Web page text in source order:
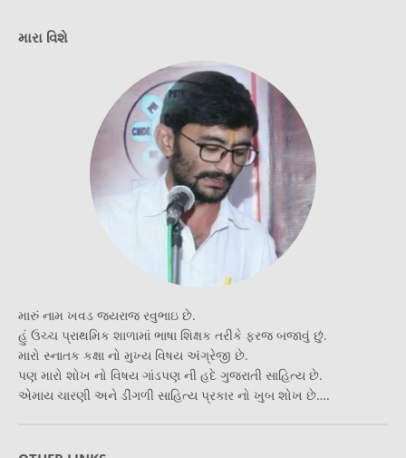
મારા વિશે
મારું નામ ખવડ જયરાજ રવુભાઇ છે.
હું ઉચ્ચ પ્રાથમિક શાળામાં ભાષા શિક્ષક તરીકે ફરજ બજાવું છું.
મારો સ્નાતક કક્ષા નો મુખ્ય વિષય અંગ્રેજી છે.
પણ મારો શોખ નો વિષય ગાંડપણ ની હદે ગુજરાતી સાહિત્ય છે.
એમાય ચારણી અને ડીંગળી સાહિત્ય પ્રકાર નો ખુબ શોખ છે….